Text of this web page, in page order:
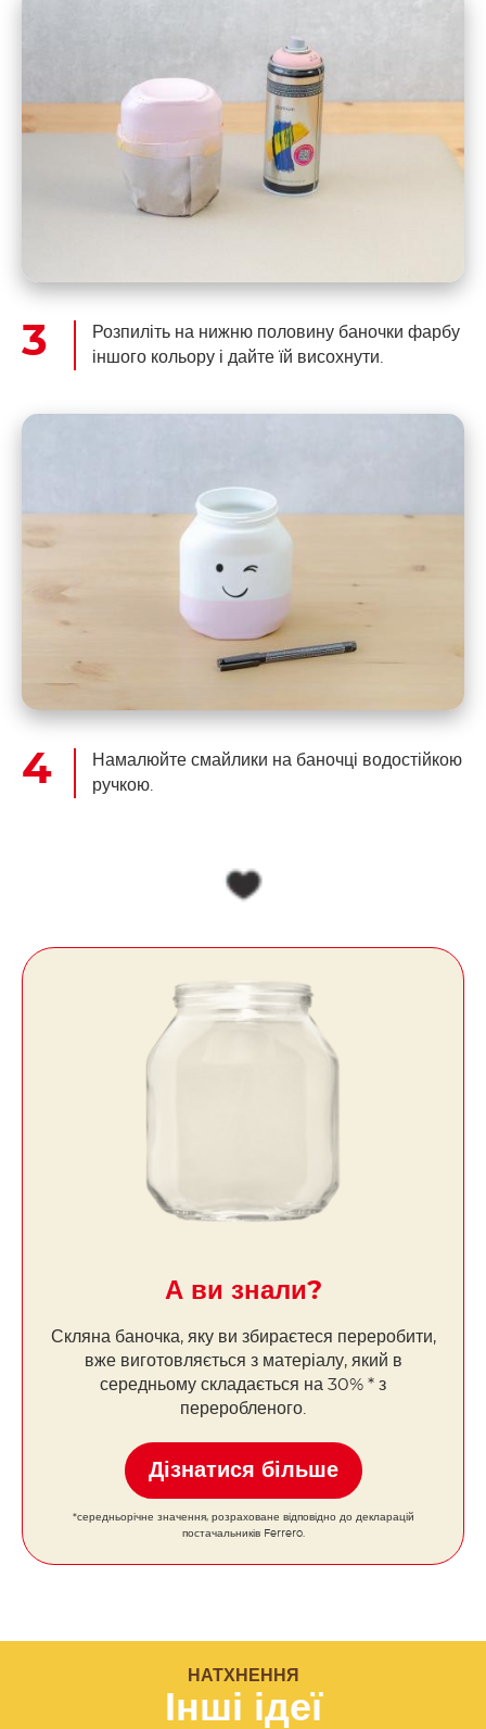
Розпиліть на нижню половину баночки фарбу
іншого кольору і дайте їй висохнути.
Намалюйте смайлики на баночці водостійкою
ручкою.
А ви знали?
Скляна баночка, яку ви збираєтеся переробити,
вже виготовляється з матеріалу, який в
середньому складається на 30% * з
переробленого.
Дізнатися більше
*середньорічне значення, розраховане відповідно до декларацій
постачальників Ferrero.
НАТХНЕННЯ
Інші ідеї